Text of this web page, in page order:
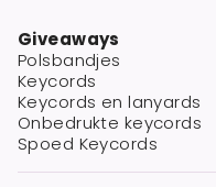
Giveaways
Polsbandjes
Keycords
Keycords en lanyards
Onbedrukte keycords
Spoed Keycords